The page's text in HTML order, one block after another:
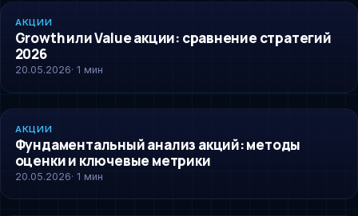
AKCII
АКЦИИ
Growth или Value акции: сравнение стратегий
2026
20.05.2026· 1 мин
AKCII
АКЦИИ
Фундаментальный анализ акций: методы
оценки и ключевые метрики
20.05.2026· 1 мин